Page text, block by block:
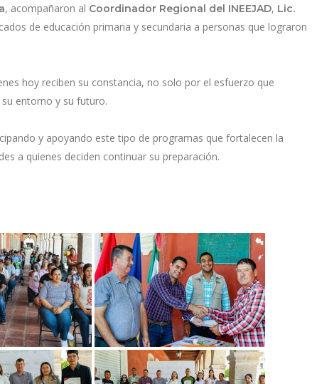
, acompañaron al Coordinador Regional del INEEJAD, Lic.
de educación primaria y secundaria a personas que lograron
hoy reciben su constancia, no solo por el esfuerzo que
entorno y su futuro.
y apoyando este tipo de programas que fortalecen la
a quienes deciden continuar su preparación.